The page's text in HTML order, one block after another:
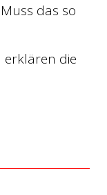
das so
erklären die